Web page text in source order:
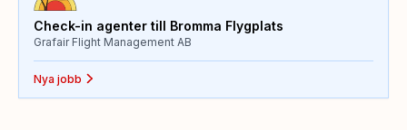
Check-in agenter till Bromma Flygplats
Grafair Flight Management AB
Nya jobb